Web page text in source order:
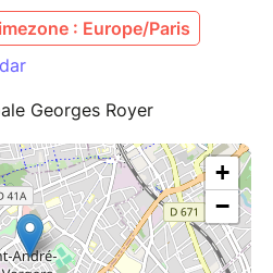
: Europe/Paris
Georges Royer
+
−